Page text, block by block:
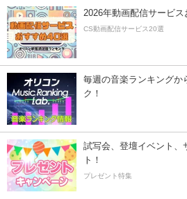
2026年動画配信サービス
CS動画配信サービス20選
毎週の音楽ランキングか
ク！
試写会、登壇イベント、
ト！
プレゼント特集